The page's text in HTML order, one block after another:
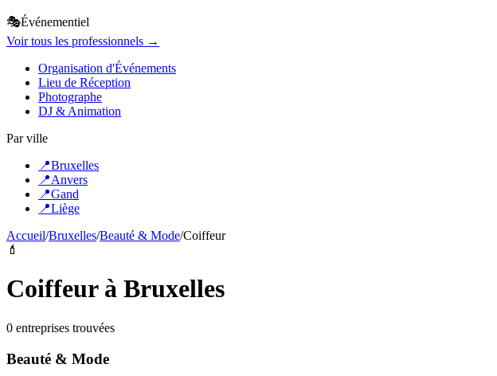
🎭Événementiel
Voir tous les professionnels →
Organisation d'Événements
Lieu de Réception
Photographe
DJ & Animation
Par ville
📍Bruxelles
📍Anvers
📍Gand
📍Liège
Accueil/Bruxelles/Beauté & Mode/Coiffeur
💄
Coiffeurà Bruxelles
0 entreprises trouvées
Beauté & Mode